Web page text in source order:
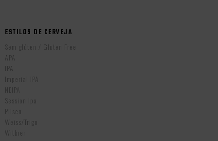
ESTILOS DE CERVEJA
Sem glúten / Gluten Free
APA
IPA
Imperial IPA
NEIPA
Session Ipa
Pilsen
Weiss/Trigo
Witbier